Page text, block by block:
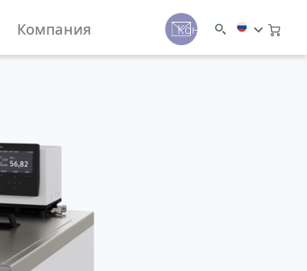
Компания Контакты